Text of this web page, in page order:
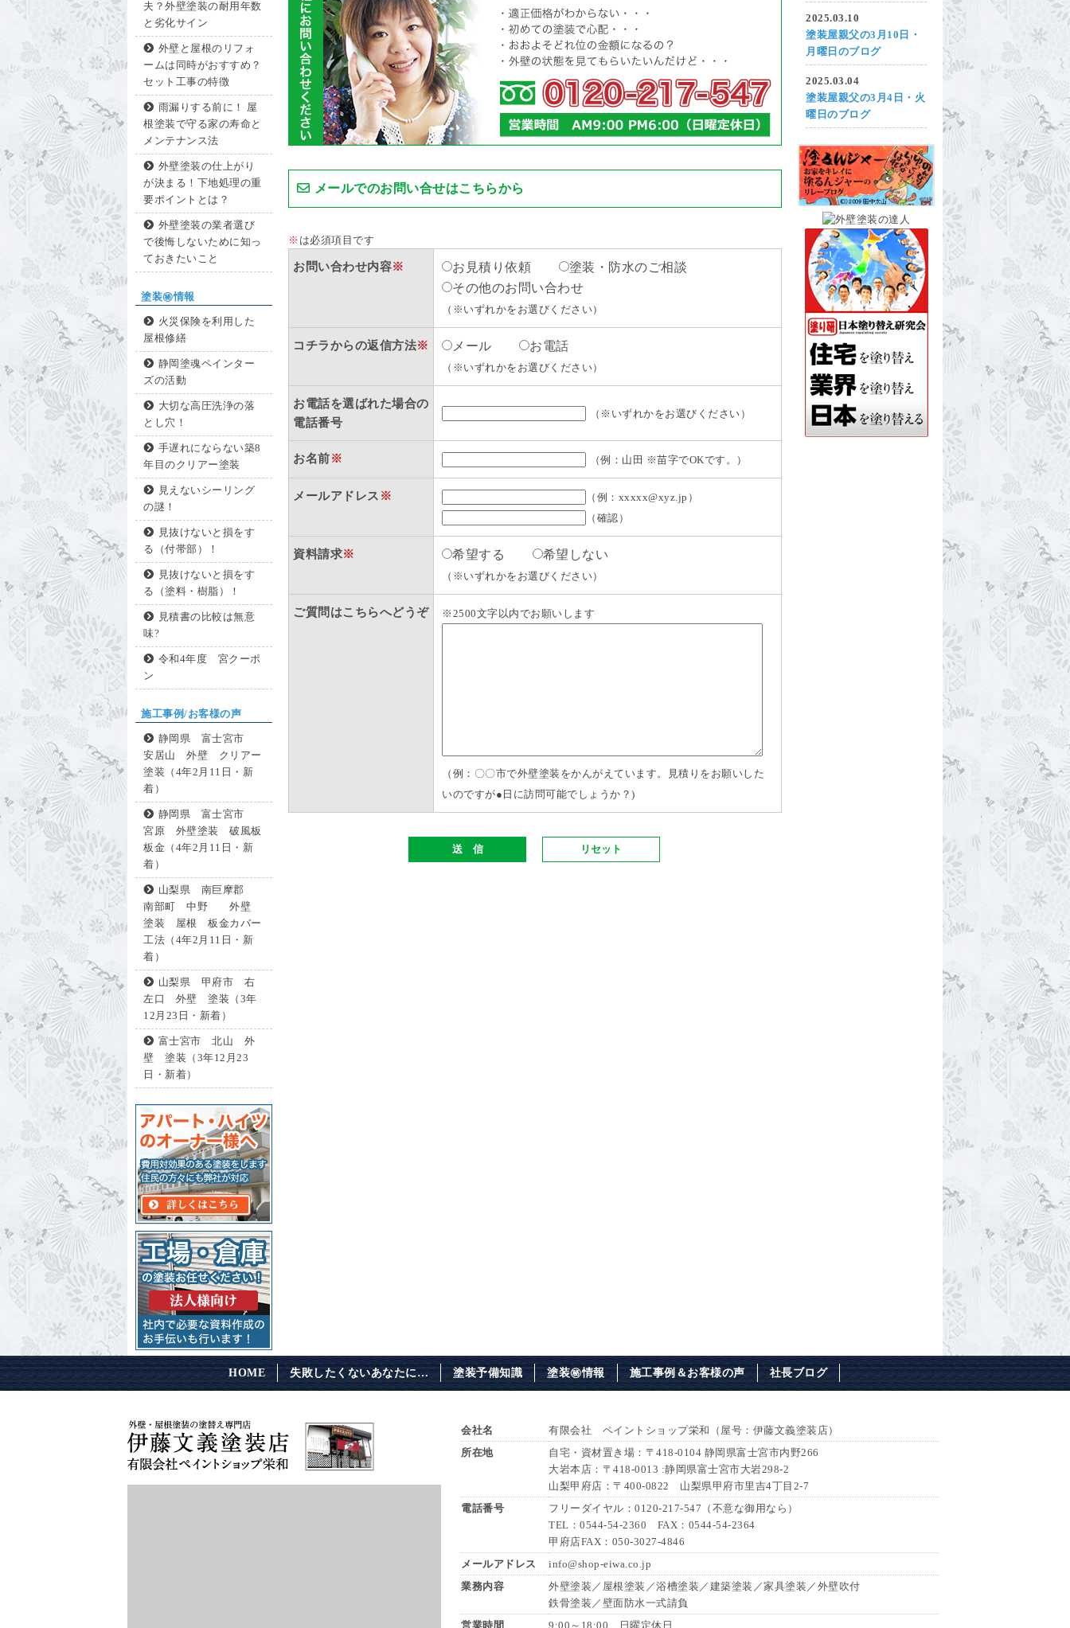
夫？外壁塗装の耐用年数
と劣化サイン
外壁と屋根のリフォ
ームは同時がおすすめ？
セット工事の特徴
雨漏りする前に！ 屋
根塗装で守る家の寿命と
メンテナンス法
外壁塗装の仕上がり
が決まる！下地処理の重
要ポイントとは？
外壁塗装の業者選び
で後悔しないために知っ
ておきたいこと
塗装㊙情報
火災保険を利用した
屋根修繕
静岡塗魂ペインター
ズの活動
大切な高圧洗浄の落
とし穴！
手遅れにならない築8
年目のクリアー塗装
見えないシーリング
の謎！
見抜けないと損をす
る（付帯部）！
見抜けないと損をす
る（塗料・樹脂）！
見積書の比較は無意
味?
令和4年度 宮クーポ
ン
施工事例/お客様の声
静岡県 富士宮市
安居山 外壁 クリアー
塗装（4年2月11日・新
着）
静岡県 富士宮市
宮原 外壁塗装 破風板
板金（4年2月11日・新
着）
山梨県 南巨摩郡
南部町 中野 外壁
塗装 屋根 板金カバー
工法（4年2月11日・新
着）
山梨県 甲府市 右
左口 外壁 塗装（3年
12月23日・新着）
富士宮市 北山 外
壁 塗装（3年12月23
日・新着）
メールでのお問い合せはこちらから
※ は必須項目です
お問い合わせ内容※ お見積り依頼
塗装・防水のご相談
その他のお問い合わせ
（※いずれかをお選びください）
コチラからの返信方法※ メール お電話
（※いずれかをお選びください）
お電話を選ばれた場合の
電話番号
（※いずれかをお選びください）
お名前※ （例：山田 ※苗字でOKです。）
メールアドレス ※
（例：xxxxx@xyz.jp）
（確認）
資料請求※ 希望する 希望しない
（※いずれかをお選びください）
ご質問はこちらへどうぞ ※2500文字以内でお願いします
（例：〇〇市で外壁塗装をかんがえています。見積りをお願いした
いのですが●日に訪問可能でしょうか？)
2025.03.10
塗装屋親父の3月10日・
月曜日のブログ
2025.03.04
塗装屋親父の3月4日・火
曜日のブログ
HOME 失敗したくないあなたに… 塗装予備知識 塗装㊙情報 施工事例＆お客様の声 社長ブログ
会社名
有限会社 ペイントショップ栄和（屋号：伊藤文義塗装店）
所在地
自宅・資材置き場：〒418-0104 静岡県富士宮市内野266
大岩本店：〒418-0013 :静岡県富士宮市大岩298-2
山梨甲府店：〒400-0822 山梨県甲府市里吉4丁目2-7
電話番号
フリーダイヤル：0120-217-547（不意な御用なら）
TEL：0544-54-2360 FAX：0544-54-2364
甲府店FAX：050-3027-4846
メールアドレス
info@shop-eiwa.co.jp
業務内容
外壁塗装／屋根塗装／浴槽塗装／建築塗装／家具塗装／外壁吹付
鉄骨塗装／壁面防水一式請負
営業時間
9:00～18:00 日曜定休日